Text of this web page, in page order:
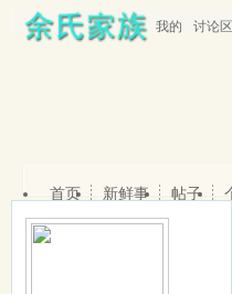
我的 讨论区
首页 新鲜事 帖子